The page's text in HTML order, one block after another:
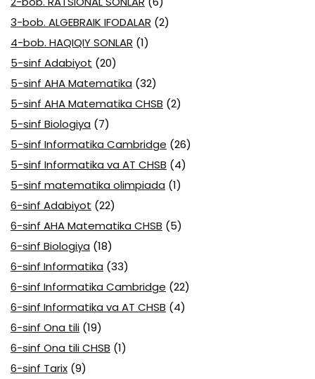
3-bob. ALGEBRAIK IFODALAR (2)
4-bob. HAQIQIY SONLAR (1)
5-sinf Adabiyot (20)
5-sinf AHA Matematika (32)
5-sinf AHA Matematika CHSB (2)
5-sinf Biologiya (7)
5-sinf Informatika Cambridge (26)
5-sinf Informatika va AT CHSB (4)
5-sinf matematika olimpiada (1)
6-sinf Adabiyot (22)
6-sinf AHA Matematika CHSB (5)
6-sinf Biologiya (18)
6-sinf Informatika (33)
6-sinf Informatika Cambridge (22)
6-sinf Informatika va AT CHSB (4)
6-sinf Ona tili (19)
6-sinf Ona tili CHSB (1)
6-sinf Tarix (9)